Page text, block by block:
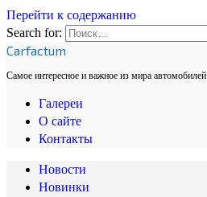
Перейти к содержанию
Search for:
Carfactum
Самое интересное и важное из мира автомобилей
Галереи
О сайте
Контакты
Новости
Новинки